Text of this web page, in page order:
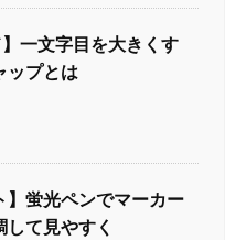
一文字目を大きくす
ップとは
】蛍光ペンでマーカー
て見やすく